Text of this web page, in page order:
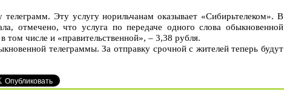
Эту услугу норильчанам оказывает «Сибирьтелеком». В
отмечено, что услуга по передаче одного слова обыкновенной
том числе и «правительственной», – 3,38 рубля.
телеграммы. За отправку срочной с жителей теперь будут